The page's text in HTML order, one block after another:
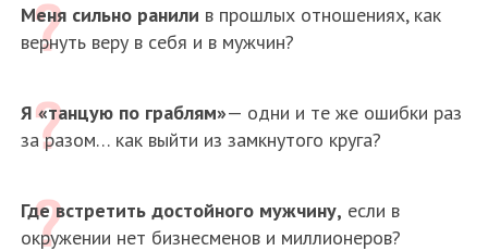
Меня сильно ранили в прошлых отношениях, как
вернуть веру в себя и в мужчин?
Я «танцую по граблям»— одни и те же ошибки раз
за разом… как выйти из замкнутого круга?
Где встретить достойного мужчину, если в
окружении нет бизнесменов и миллионеров?